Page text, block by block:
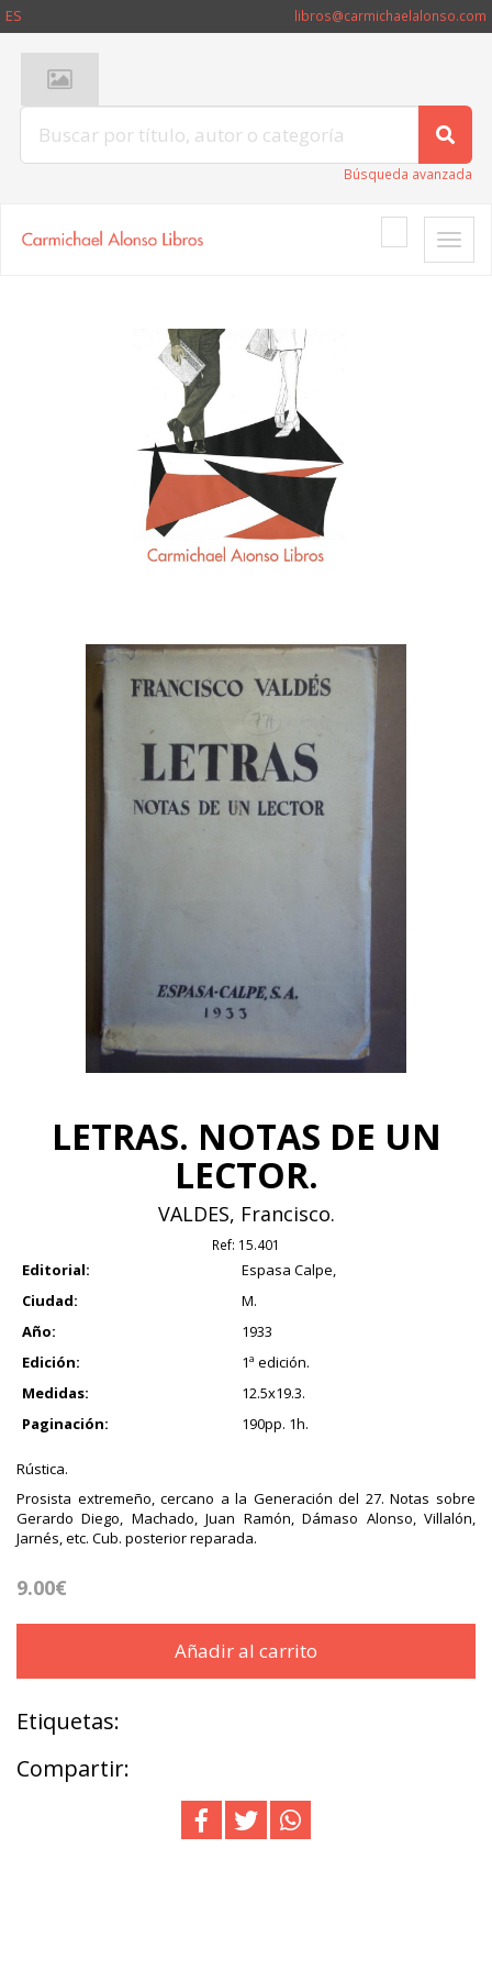
ES libros@carmichaelalonso.com
Búsqueda avanzada
Toggle
LETRAS. NOTAS DE UN
LECTOR.
VALDES, Francisco.
Ref: 15.401
Editorial:
Espasa Calpe,
Ciudad:
M.
Año:
1933
Edición:
1ª edición.
Medidas:
12.5x19.3.
Paginación:
190pp. 1h.
Rústica.
Prosista extremeño, cercano a la Generación del 27. Notas sobre
Gerardo Diego, Machado, Juan Ramón, Dámaso Alonso, Villalón,
Jarnés, etc. Cub. posterior reparada.
9.00€
Añadir al carrito
Etiquetas:
Compartir: